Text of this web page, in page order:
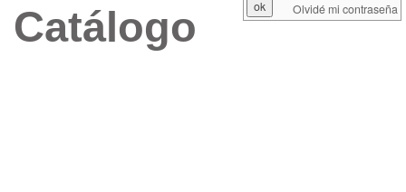
Catálogo Olvidé mi contraseña